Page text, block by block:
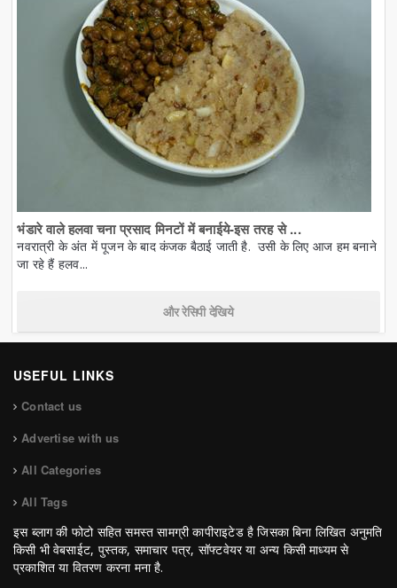
भंडारे वाले हलवा चना प्रसाद मिनटों में बनाईये-इस तरह से ...
नवरात्री के अंत में पूजन के बाद कंजक बैठाई जाती है. उसी के लिए आज हम बनाने
जा रहे हैं हलव...
और रेसिपी देखिये
USEFUL LINKS
Contact us
Advertise with us
All Categories
All Tags
इस ब्लाग की फोटो सहित समस्त सामग्री कापीराइटेड है जिसका बिना लिखित अनुमति
किसी भी वेबसाईट, पुस्तक, समाचार पत्र, सॉफ्टवेयर या अन्य किसी माध्यम से
प्रकाशित या वितरण करना मना है.